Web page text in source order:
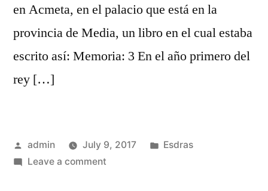
en Acmeta, en el palacio que está en la
provincia de Media, un libro en el cual estaba
escrito así: Memoria: 3 En el año primero del
rey […]
Posted
by
admin July 9, 2017
Posted
Esdras
Leave a commenton